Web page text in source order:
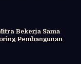
Bekerja Sama
Pembangunan